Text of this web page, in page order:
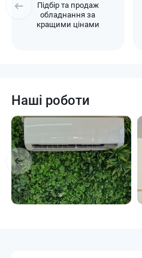
Підбір та продаж
обладнання за
кращими цінами
Наші роботи